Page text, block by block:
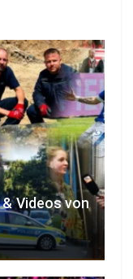
Videos von